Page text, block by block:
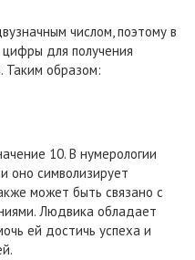
числом, поэтому в
для получения
Таким образом:
10. В нумерологии
оно символизирует
может быть связано с
Людвика обладает
ей достичь успеха и